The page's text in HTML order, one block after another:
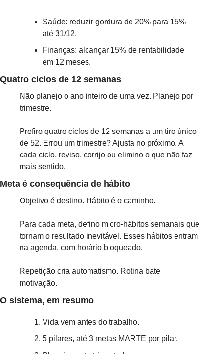
Saúde: reduzir gordura de 20% para 15%
até 31/12.
Finanças: alcançar 15% de rentabilidade
em 12 meses.
Quatro ciclos de 12 semanas
Não planejo o ano inteiro de uma vez. Planejo por
trimestre.
Prefiro quatro ciclos de 12 semanas a um tiro único
de 52. Errou um trimestre? Ajusta no próximo. A
cada ciclo, reviso, corrijo ou elimino o que não faz
mais sentido.
Meta é consequência de hábito
Objetivo é destino. Hábito é o caminho.
Para cada meta, defino micro-hábitos semanais que
tornam o resultado inevitável. Esses hábitos entram
na agenda, com horário bloqueado.
Repetição cria automatismo. Rotina bate
motivação.
O sistema, em resumo
Vida vem antes do trabalho.
5 pilares, até 3 metas MARTE por pilar.